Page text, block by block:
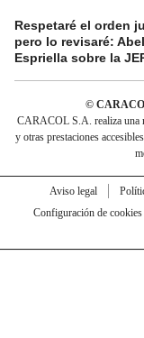
Respetaré el orden
pero lo revisaré:
Espriella sobre la
©
CARACOL S.A. realiza una
y otras prestaciones
Aviso legal
Configuración de cookies